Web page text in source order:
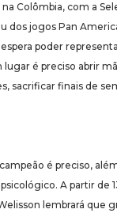
Colômbia, com a
dos jogos Pan
poder
é preciso abrir
sacrificar finais de
é preciso,
A partir de
lembrará que